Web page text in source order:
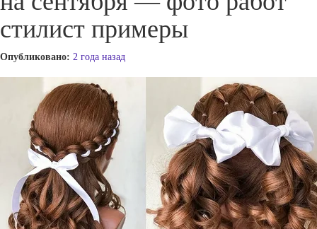
стилист примеры
Опубликовано: 2 года назад